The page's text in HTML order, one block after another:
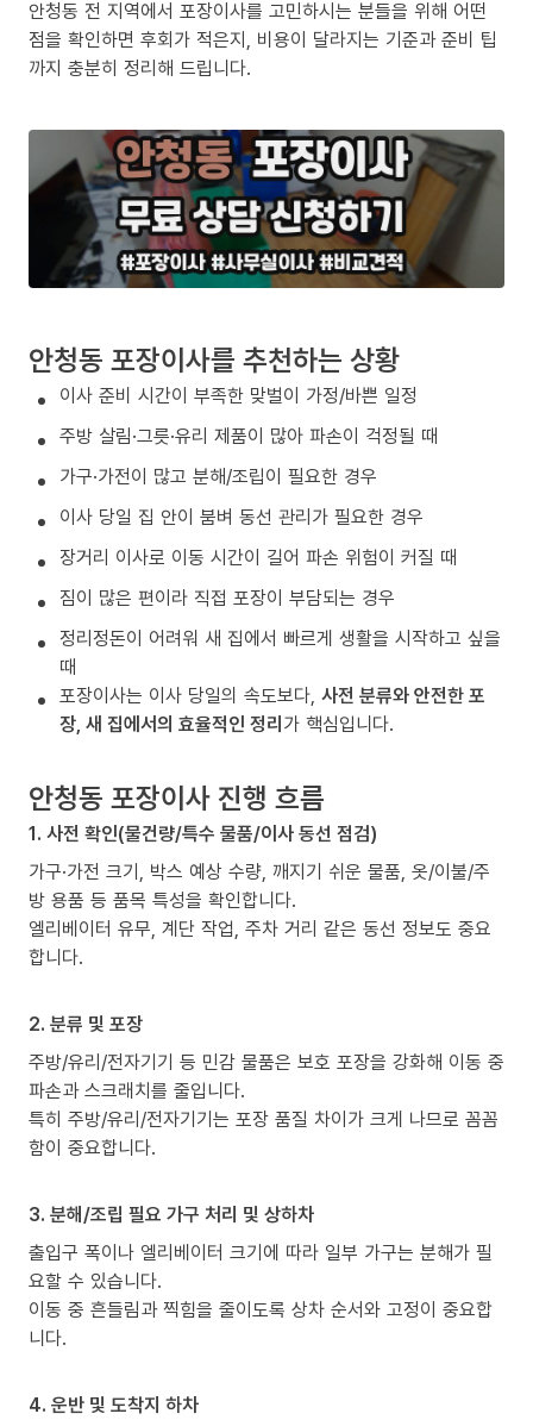
안청동 전 지역에서 포장이사를 고민하시는 분들을 위해 어떤
점을 확인하면 후회가 적은지, 비용이 달라지는 기준과 준비 팁
까지 충분히 정리해 드립니다.
안청동 포장이사를 추천하는 상황
이사 준비 시간이 부족한 맞벌이 가정/바쁜 일정
주방 살림·그릇·유리 제품이 많아 파손이 걱정될 때
가구·가전이 많고 분해/조립이 필요한 경우
이사 당일 집 안이 붐벼 동선 관리가 필요한 경우
장거리 이사로 이동 시간이 길어 파손 위험이 커질 때
짐이 많은 편이라 직접 포장이 부담되는 경우
정리정돈이 어려워 새 집에서 빠르게 생활을 시작하고 싶을
때
포장이사는 이사 당일의 속도보다, 사전 분류와 안전한 포
장, 새 집에서의 효율적인 정리가 핵심입니다.
안청동 포장이사 진행 흐름
1. 사전 확인(물건량/특수 물품/이사 동선 점검)
가구·가전 크기, 박스 예상 수량, 깨지기 쉬운 물품, 옷/이불/주
방 용품 등 품목 특성을 확인합니다.
엘리베이터 유무, 계단 작업, 주차 거리 같은 동선 정보도 중요
합니다.
2. 분류 및 포장
주방/유리/전자기기 등 민감 물품은 보호 포장을 강화해 이동 중
파손과 스크래치를 줄입니다.
특히 주방/유리/전자기기는 포장 품질 차이가 크게 나므로 꼼꼼
함이 중요합니다.
3. 분해/조립 필요 가구 처리 및 상하차
출입구 폭이나 엘리베이터 크기에 따라 일부 가구는 분해가 필
요할 수 있습니다.
이동 중 흔들림과 찍힘을 줄이도록 상차 순서와 고정이 중요합
니다.
4. 운반 및 도착지 하차